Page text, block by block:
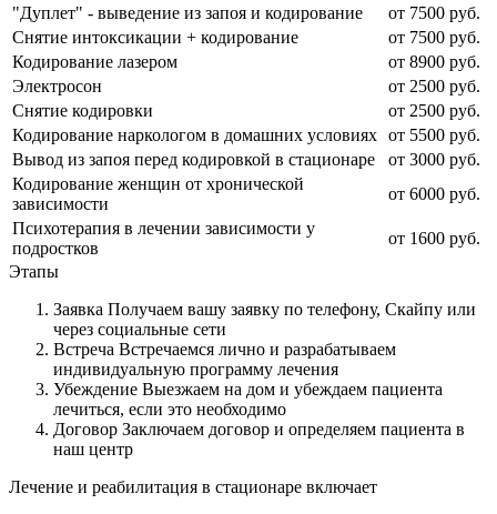
"Дуплет" - выведение из запоя и кодирование
от 7500 руб.
Снятие интоксикации + кодирование
от 7500 руб.
Кодирование лазером
от 8900 руб.
Электросон
от 2500 руб.
Снятие кодировки
от 2500 руб.
Кодирование наркологом в домашних условиях от 5500 руб.
Вывод из запоя перед кодировкой в стационаре
от 3000 руб.
Кодирование женщин от хронической
зависимости
от 6000 руб.
Психотерапия в лечении зависимости у
подростков
от 1600 руб.
Этапы
Заявка Получаем вашу заявку по телефону, Скайпу или
через социальные сети
Встреча Встречаемся лично и разрабатываем
индивидуальную программу лечения
Убеждение Выезжаем на дом и убеждаем пациента
лечиться, если это необходимо
Договор Заключаем договор и определяем пациента в
наш центр
Лечение и реабилитация в стационаре включает